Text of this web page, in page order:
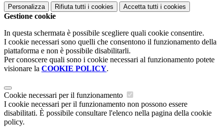
Personalizza Rifiuta tutti i cookies Accetta tutti i cookies
Gestione cookie
In questa schermata è possibile scegliere quali cookie consentire.
I cookie necessari sono quelli che consentono il funzionamento della
piattaforma e non è possibile disabilitarli.
Per conoscere quali sono i cookie necessari al funzionamento potete
visionare la COOKIE POLICY.
Cookie necessari per il funzionamento
I cookie necessari per il funzionamento non possono essere
disabilitati. È possibile consultare l'elenco nella pagina della cookie
policy.